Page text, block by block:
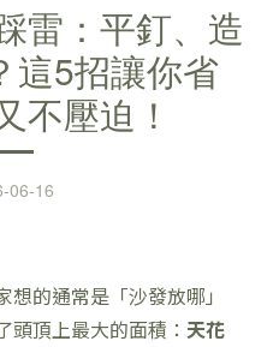
雷：平釘、造
這5招讓你省
不壓迫！
06-16
的通常是「沙發放哪」
頭頂上最大的面積： 天花